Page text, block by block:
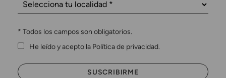
* Todos los campos son obligatorios.
He leído y acepto la Política de privacidad.